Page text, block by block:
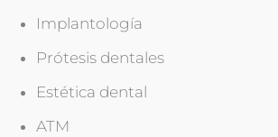
Implantología
Prótesis dentales
Estética dental
ATM